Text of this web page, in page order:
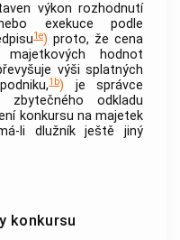
výkon rozhodnutí
exekuce podle
1e) proto, že cena
hodnot
výši splatných
1b) je správce
zbytečného odkladu
konkursu na majetek
li dlužník ještě jiný
konkursu